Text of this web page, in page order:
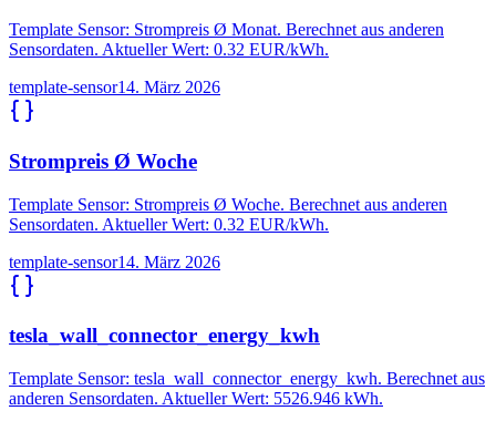
Template Sensor: Strompreis Ø Monat. Berechnet aus anderen
Sensordaten. Aktueller Wert: 0.32 EUR/kWh.
template-sensor14. März 2026
Strompreis Ø Woche
Template Sensor: Strompreis Ø Woche. Berechnet aus anderen
Sensordaten. Aktueller Wert: 0.32 EUR/kWh.
template-sensor14. März 2026
tesla_wall_connector_energy_kwh
Template Sensor: tesla_wall_connector_energy_kwh. Berechnet aus
anderen Sensordaten. Aktueller Wert: 5526.946 kWh.